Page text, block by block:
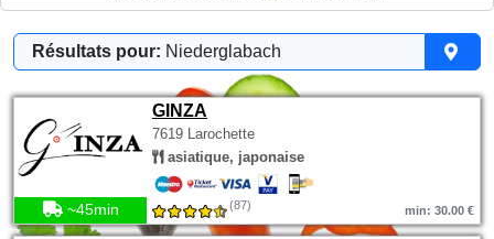
Résultats pour: Niederglabach
GINZA
7619 Larochette
asiatique, japonaise
~45min (87) min: 30.00 €